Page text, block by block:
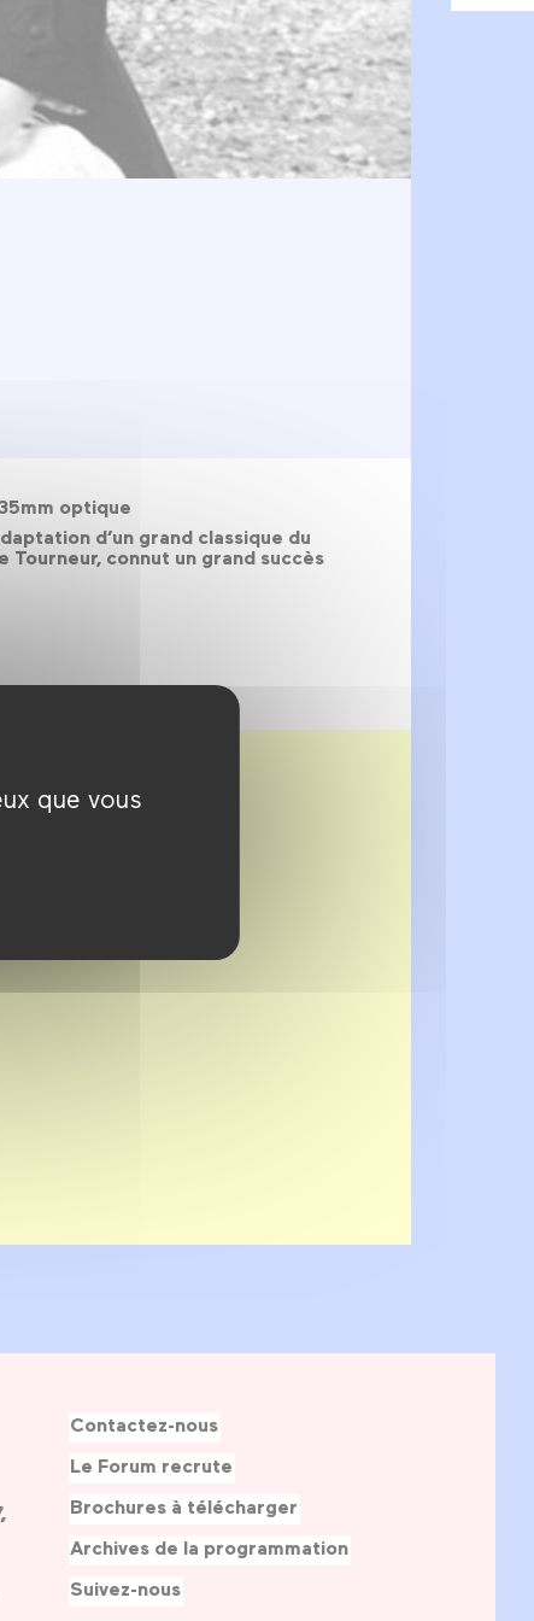
que vous
optique
d’un grand classique du
connut un grand succès
Contactez-nous
Le Forum recrute
Brochures à télécharger
Archives de la programmation
Suivez-nous